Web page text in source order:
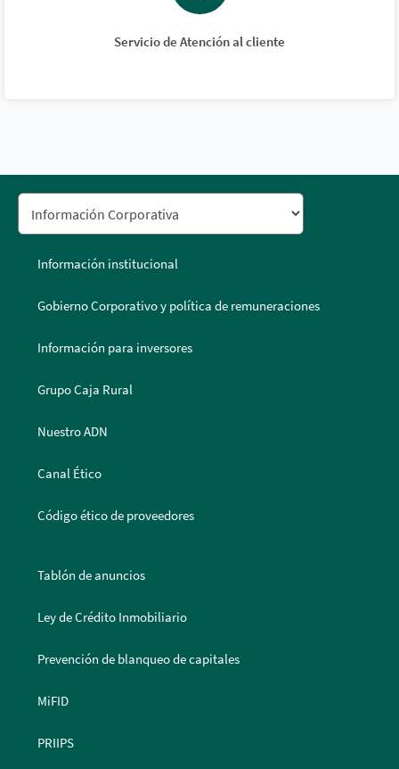
Servicio de Atención al cliente
Información institucional
Gobierno Corporativo y política de remuneraciones
Información para inversores
Grupo Caja Rural
Nuestro ADN
Canal Ético
Código ético de proveedores
Tablón de anuncios
Ley de Crédito Inmobiliario
Prevención de blanqueo de capitales
MiFID
PRIIPS